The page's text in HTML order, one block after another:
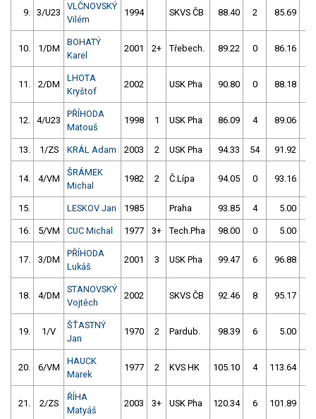
9. 3/U23
VLČNOVSKÝ
Vilém
1994 SKVS ČB 88.40 2 85.69
10. 1/DM
BOHATÝ
Karel
2001 2+ Třebech. 89.22 0 86.16
11. 2/DM
LHOTA
Kryštof
2002 USK Pha 90.80 0 88.18
12. 4/U23
PŘÍHODA
Matouš
1998 1 USK Pha 86.09 4 89.06
13. 1/ZS KRÁL Adam 2003 2 USK Pha 94.33 54 91.92
14. 4/VM
ŠRÁMEK
Michal
1982 2 Č.Lípa 94.05 0 93.16
15. LESKOV Jan 1985 Praha 93.85 4 5.00
16. 5/VM CUC Michal 1977 3+ Tech.Pha 98.00 0 5.00
17. 3/DM
PŘÍHODA
Lukáš
2001 3 USK Pha 99.47 6 96.88
18. 4/DM
STANOVSKÝ
Vojtěch
2002 SKVS ČB 92.46 8 95.17
19. 1/V
ŠŤASTNÝ
Jan
1970 2 Pardub. 98.39 6 5.00
20. 6/VM
HAUCK
Marek
1977 2 KVS HK 105.10 4 113.64
21. 2/ZS
ŘÍHA
Matyáš
2003 3+ USK Pha 120.34 6 101.89